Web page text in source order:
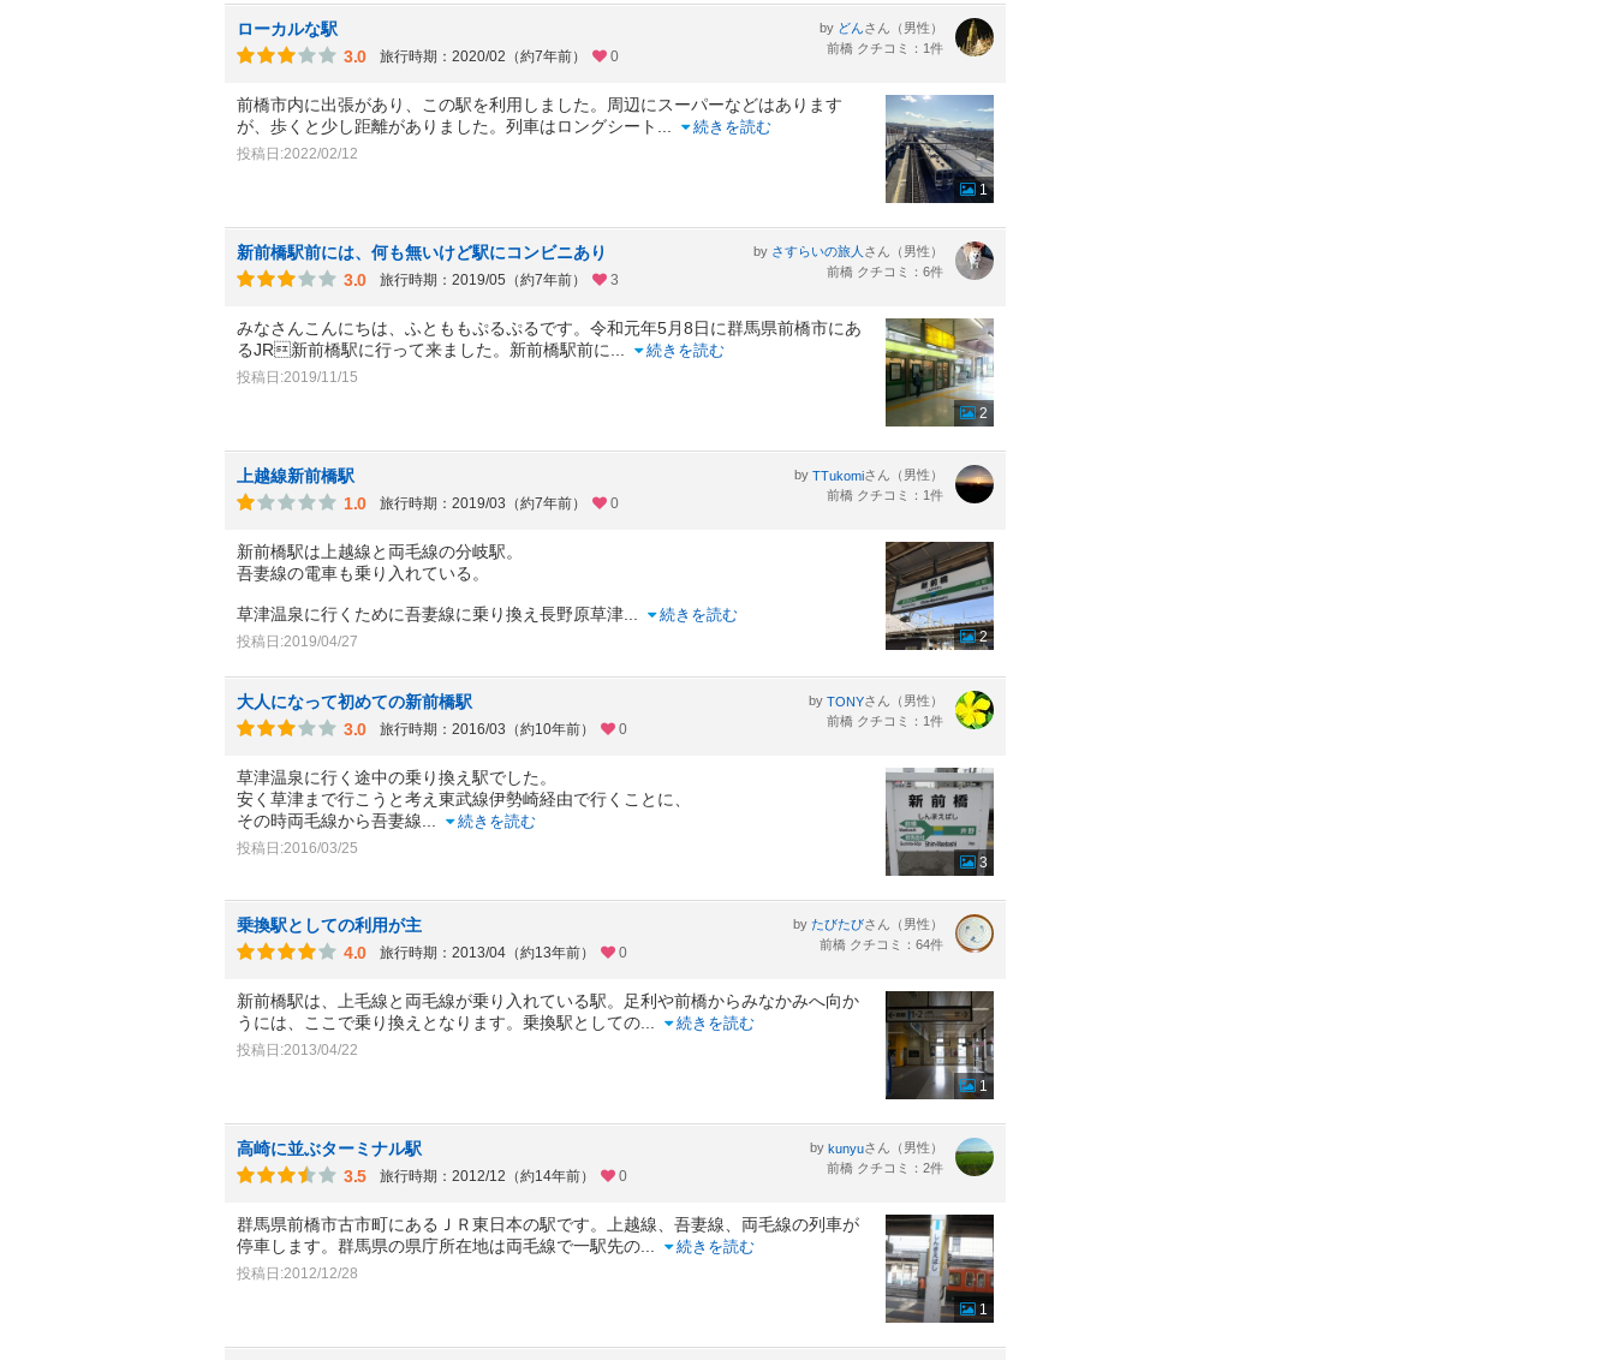
ローカルな駅
3.0
旅行時期：2020/02（約7年前） 0
by どんさん（男性）
前橋 クチコミ：1件
前橋市内に出張があり、この駅を利用しました。周辺にスーパーなどはあります
が、歩くと少し距離がありました。列車はロングシート
続きを読む
投稿日:2022/02/12
1
新前橋駅前には、何も無いけど駅にコンビニあり
3.0
旅行時期：2019/05（約7年前） 3
by さすらいの旅人 さん（男性）
前橋 クチコミ：6件
みなさんこんにちは、ふとももぷるぷるです。令和元年5月8日に群馬県前橋市にあ
るJR新前橋駅に行って来ました。新前橋駅前に
続きを読む
投稿日:2019/11/15
2
上越線新前橋駅
1.0
旅行時期：2019/03（約7年前） 0
by TTukomiさん（男性）
前橋 クチコミ：1件
新前橋駅は上越線と両毛線の分岐駅。
吾妻線の電車も乗り入れている。
草津温泉に行くために吾妻線に乗り換え長野原草津 続きを読む
投稿日:2019/04/27 2
大人になって初めての新前橋駅
3.0
旅行時期：2016/03（約10年前） 0
by TONYさん（男性）
前橋 クチコミ：1件
草津温泉に行く途中の乗り換え駅でした。
安く草津まで行こうと考え東武線伊勢崎経由で行くことに、
その時両毛線から吾妻線
続きを読む
投稿日:2016/03/25
3
乗換駅としての利用が主
4.0
旅行時期：2013/04（約13年前） 0
by たびたびさん（男性）
前橋 クチコミ：64件
新前橋駅は、上毛線と両毛線が乗り入れている駅。足利や前橋からみなかみへ向か
うには、ここで乗り換えとなります。乗換駅としての
続きを読む
投稿日:2013/04/22
1
高崎に並ぶターミナル駅
3.5
旅行時期：2012/12（約14年前） 0
by kunyuさん（男性）
前橋 クチコミ：2件
群馬県前橋市古市町にあるＪＲ東日本の駅です。上越線、吾妻線、両毛線の列車が
停車します。群馬県の県庁所在地は両毛線で一駅先の
続きを読む
投稿日:2012/12/28
1